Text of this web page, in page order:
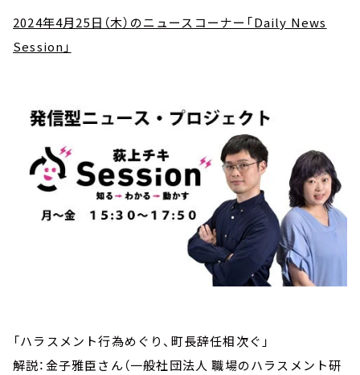
2024年4月25日（木）のニュースコーナー「Daily News
Session」
「ハラスメント行為めぐり、町長辞任相次ぐ」
解説：金子雅臣さん（一般社団法人 職場のハラスメント研